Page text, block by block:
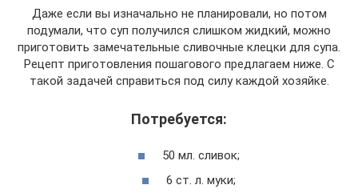
Даже если вы изначально не планировали, но потом
подумали, что суп получился слишком жидкий, можно
приготовить замечательные сливочные клецки для супа.
Рецепт приготовления пошагового предлагаем ниже. С
такой задачей справиться под силу каждой хозяйке.
Потребуется:
50 мл. сливок;
6 ст. л. муки;